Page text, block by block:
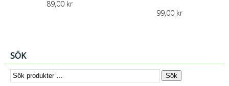
89,00 kr
99,00 kr
SÖK
Sök